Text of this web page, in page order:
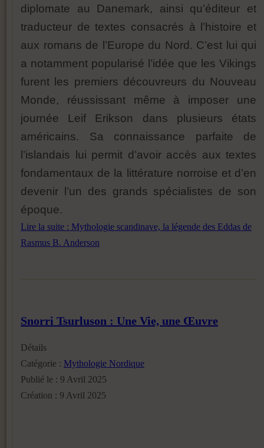
diplomate au Danemark, ainsi qu’éditeur et
traducteur de textes consacrés à l’histoire et
aux romans de l’Europe du Nord. C’est lui qui
a notamment popularisé l’idée que les Vikings
furent les premiers découvreurs du Nouveau
Monde, réussissant même à imposer une
journée Leif Erikson dans plusieurs états
américains. Sa connaissance parfaite de
l’islandais lui permit d’avoir accès aux textes
fondamentaux de la littérature norroise et d’en
devenir l’un des grands spécialistes de son
époque.
Lire la suite : Mythologie scandinave, la légende des Eddas de
Rasmus B. Anderson
Snorri Tsurluson : Une Vie, une Œuvre
Détails
Catégorie : Mythologie Nordique
Publié le : 9 Avril 2025
Création : 9 Avril 2025